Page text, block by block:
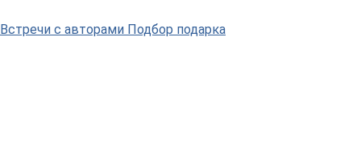
Встречи с авторами Подбор подарка